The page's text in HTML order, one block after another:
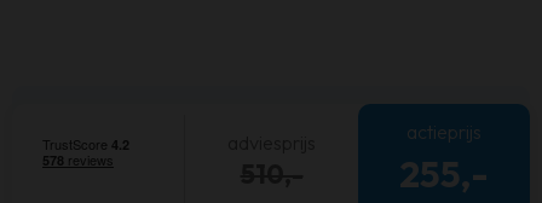
actieprijs
255,-